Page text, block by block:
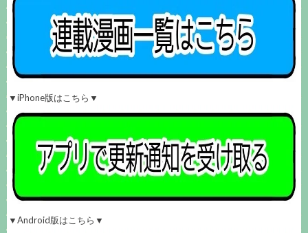
▼iPhone版はこちら▼
▼Android版はこちら▼